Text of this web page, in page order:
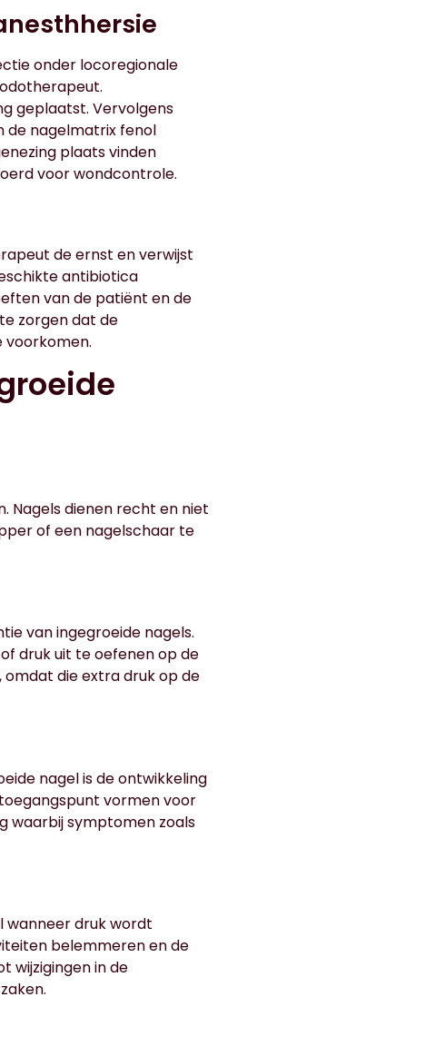
onder locoregionale
geplaatst. Vervolgens
de nagelmatrix fenol
plaats vinden
voor wondcontrole.
de ernst en verwijst
antibiotica
van de patiënt en de
zorgen dat de
Nagels dienen recht en niet
of een nagelschaar te
van ingegroeide nagels.
druk uit te oefenen op de
die extra druk op de
nagel is de ontwikkeling
vormen voor
waarbij symptomen zoals
wanneer druk wordt
belemmeren en de
wijzigingen in de